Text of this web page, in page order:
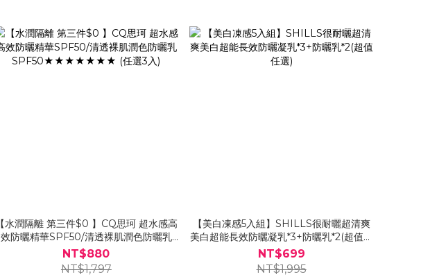
【水潤隔離 第三件$0 】CQ思珂 超水感高
效防曬精華SPF50/清透裸肌潤色防曬乳
SPF50★★★★★★★ (任選3入)
NT$880
NT$1,797
【美白凍感5入組】SHILLS很耐曬超清爽
美白超能長效防曬凝乳*3+防曬乳*2(超值任
選)
NT$699
NT$1,995